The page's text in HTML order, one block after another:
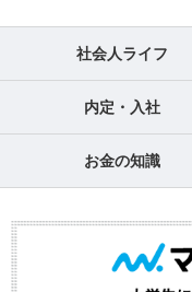
社会人ライフ
内定・入社
お金の知識